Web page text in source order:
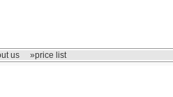
us »price list